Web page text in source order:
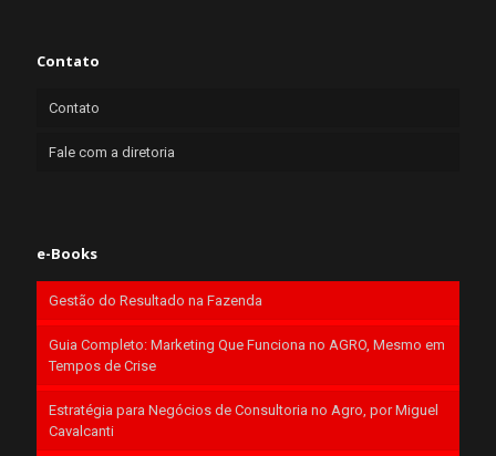
Contato
Contato
Fale com a diretoria
e-Books
Gestão do Resultado na Fazenda
Guia Completo: Marketing Que Funciona no AGRO, Mesmo em
Tempos de Crise
Estratégia para Negócios de Consultoria no Agro, por Miguel
Cavalcanti